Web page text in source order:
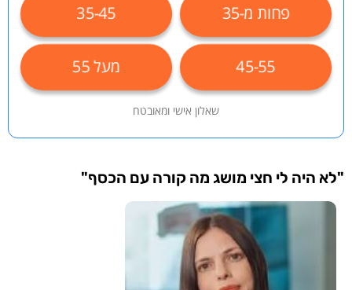
פחות מ-35 35-45
45-55 מעל 55
שאלון אישי ומאובטח
"לא היה לי חצי מושג מה קורה עם הכסף"